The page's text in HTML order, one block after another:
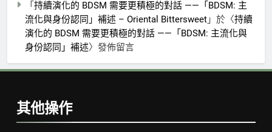
「 持續演化的 BDSM 需要更積極的對話 ——「BDSM: 主
流化與身份認同」補述 – Oriental Bittersweet 」於〈持續
演化的 BDSM 需要更積極的對話 ——「BDSM: 主流化與
身份認同」補述〉發佈留言
其他操作